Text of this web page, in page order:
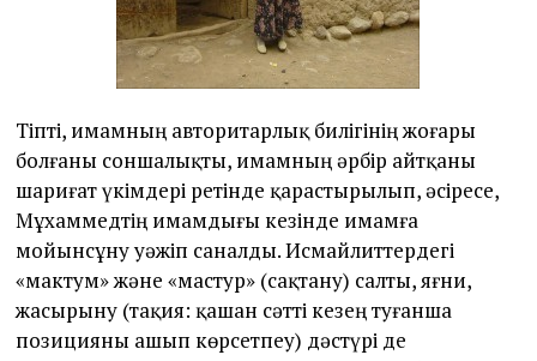
Тіпті, имамның авторитарлық билігінің жоғары
болғаны соншалықты, имамның әрбір айтқаны
шариғат үкімдері ретінде қарастырылып, әсіресе,
Мұхаммедтің имамдығы кезінде имамға
мойынсұну уәжіп саналды. Исмайлиттердегі
«мактум» және «мастур» (сақтану) салты, яғни,
жасырыну (тақия: қашан сәтті кезең туғанша
позицияны ашып көрсетпеу) дәстүрі де